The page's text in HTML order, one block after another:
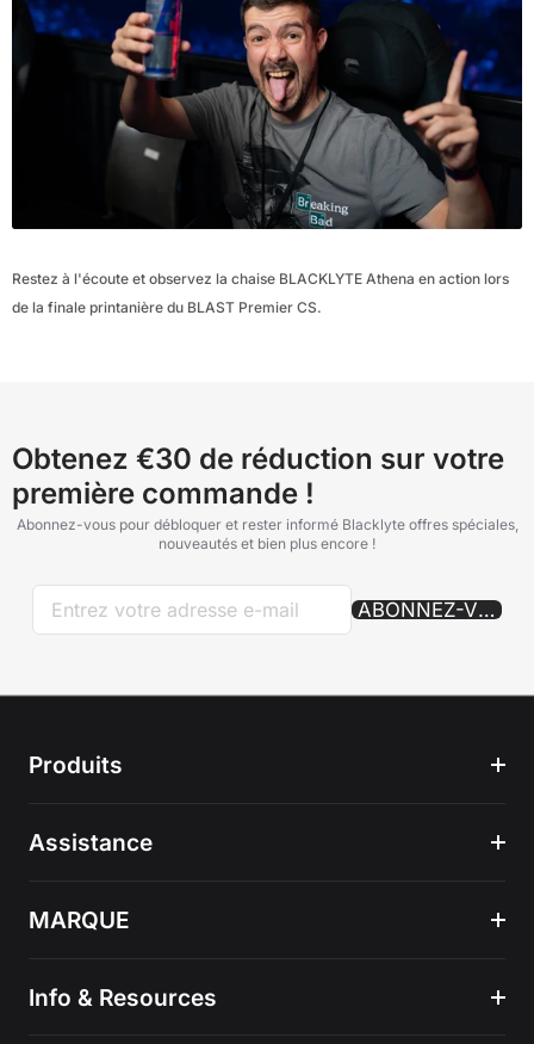
Restez à l'écoute et observez la chaise BLACKLYTE Athena en action lors
de la finale printanière du BLAST Premier CS.
Obtenez €30 de réduction sur votre
première commande !
Abonnez-vous pour débloquer et rester informé Blacklyte offres spéciales,
nouveautés et bien plus encore !
ABONNEZ-VOUS
Produits
Assistance
MARQUE
Info & Resources